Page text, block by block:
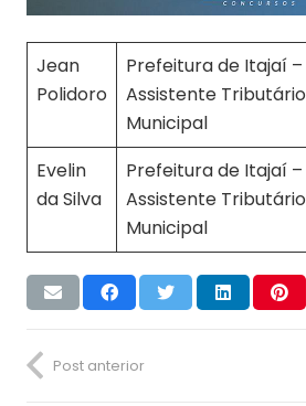
Jean
Polidoro
Prefeitura de Itajaí –
Assistente Tributário
Municipal
Evelin
da Silva
Prefeitura de Itajaí –
Assistente Tributário
Municipal
Post anterior